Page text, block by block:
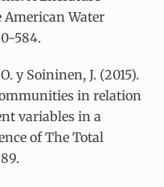
American Water
584.
y Soininen, J. (2015).
in relation
variables in a
of The Total